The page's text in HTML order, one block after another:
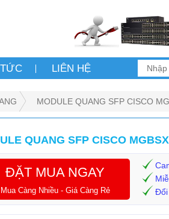
LIÊN HỆ
MODULE QUANG SFP CISCO
QUANG SFP CISCO
ĐẶT MUA NGAY
Mua Càng Nhiều - Giá Càng Rẻ
Đổi